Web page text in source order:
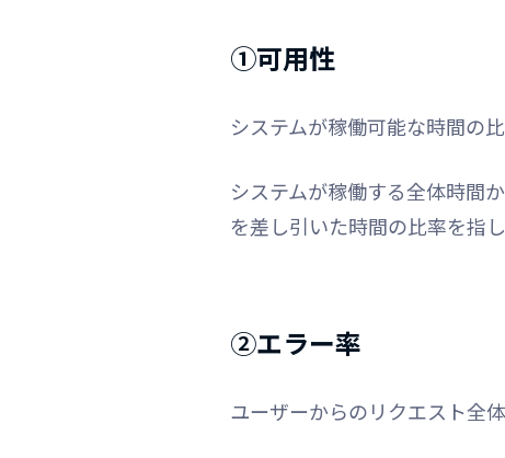
①可用性
システムが稼働可能な時間の比
システムが稼働する全体時間
を差し引いた時間の比率を指し
②エラー率
ユーザーからのリクエスト全